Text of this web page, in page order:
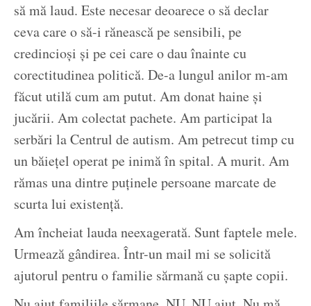
să mă laud. Este necesar deoarece o să declar
ceva care o să-i rănească pe sensibili, pe
credincioși și pe cei care o dau înainte cu
corectitudinea politică. De-a lungul anilor m-am
făcut utilă cum am putut. Am donat haine și
jucării. Am colectat pachete. Am participat la
serbări la Centrul de autism. Am petrecut timp cu
un băiețel operat pe inimă în spital. A murit. Am
rămas una dintre puținele persoane marcate de
scurta lui existență.
Am încheiat lauda neexagerată. Sunt faptele mele.
Urmează gândirea. Într-un mail mi se solicită
ajutorul pentru o familie sărmană cu șapte copii.